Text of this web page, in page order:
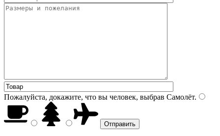
Пожалуйста, докажите, что вы человек, выбрав Самолёт.